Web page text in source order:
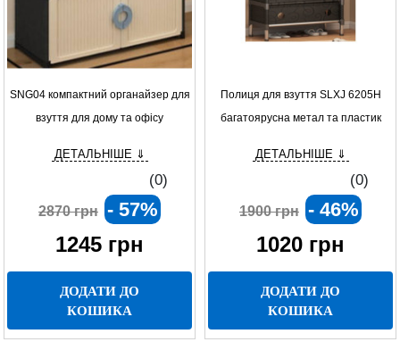
SNG04 компактний органайзер для
взуття для дому та офісу
ДЕТАЛЬНІШЕ ⇓
(0)
2870 грн - 57%
1245 грн
ДОДАТИ ДО
КОШИКА
Полиця для взуття SLXJ 6205H
багатоярусна метал та пластик
ДЕТАЛЬНІШЕ ⇓
(0)
1900 грн - 46%
1020 грн
ДОДАТИ ДО
КОШИКА